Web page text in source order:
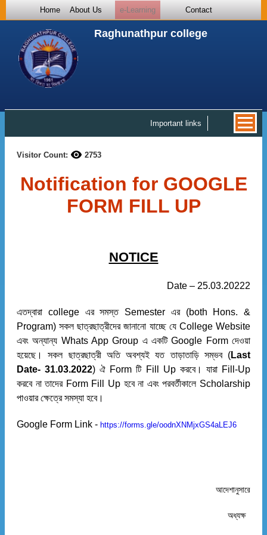
Home About Us e-Learning Contact
Raghunathpur college
Important links
Visitor Count: 2753
Notification for GOOGLE
FORM FILL UP
NOTICE
Date – 25.03.20222
এতদ্বারা college এর সমস্ত Semester এর (both Hons. &
Program) সকল ছাত্রছাত্রীদের জানানো যাচ্ছে যে College Website
এবং অন্যান্য Whats App Group এ একটি Google Form দেওয়া
হয়েছে। সকল ছাত্রছাত্রী অতি অবশ্যই যত তাড়াতাড়ি সম্ভব (Last
Date- 31.03.2022) ঐ Form টি Fill Up করবে। যারা Fill-Up
করবে না তাদের Form Fill Up হবে না এবং পরবর্তীকালে Scholarship
পাওয়ার ক্ষেত্রে সমস্যা হবে।
Google Form Link - https://forms.gle/oodnXNMjxGS4aLEJ6
আদেশানুসারে
অধ্যক্ষ